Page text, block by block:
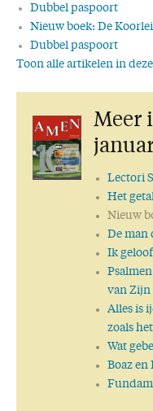
Dubbel paspoort
Nieuw boek: De
Dubbel paspoort
Toon alle artikelen in
Nieuw boek over
Nieuw: Het boek
Nieuw boek: Alles is
Nieuw boek: SIMSON
Nieuw boek: IK BEN
SCHATTEN UIT GODS
Nieuw boek: De
Everread Boeken -
Psalm 80 – Een
Acht gelijkenissen
De gezonde leer - De
Petrus, mens & apostel
Twaalf unieke
Het Kind en de
Meer
Lectori
Het
Nieuw
De man
Ik
van Zijn
Alles is
zoals
Wat
Boaz en